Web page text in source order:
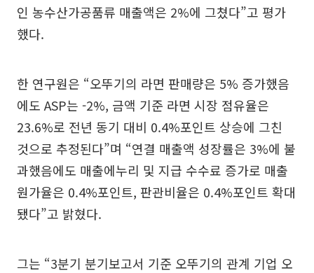
인 농수산가공품류 매출액은 2%에 그쳤다”고 평가
했다.
한 연구원은 “오뚜기의 라면 판매량은 5% 증가했음
에도 ASP는 -2%, 금액 기준 라면 시장 점유율은
23.6%로 전년 동기 대비 0.4%포인트 상승에 그친
것으로 추정된다”며 “연결 매출액 성장률은 3%에 불
과했음에도 매출에누리 및 지급 수수료 증가로 매출
원가율은 0.4%포인트, 판관비율은 0.4%포인트 확대
됐다”고 밝혔다.
그는 “3분기 분기보고서 기준 오뚜기의 관계 기업 오